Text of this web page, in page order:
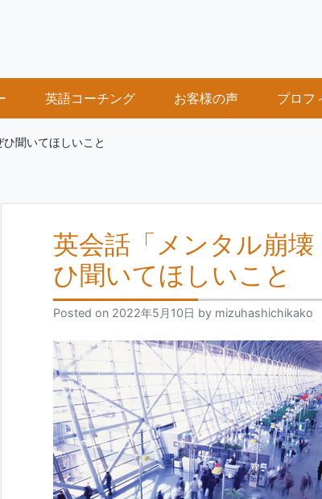
英語コーチング お客様の声 プロフ
聞いてほしいこと
英会話「メンタル崩
ひ聞いてほしいこと
Posted on 2022年5月10日 by mizuhashichikako